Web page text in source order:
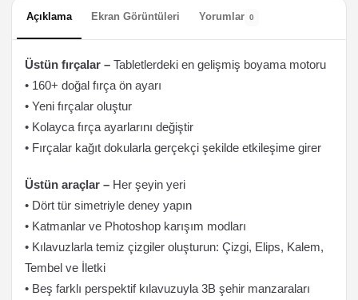
Açıklama Ekran Görüntüleri Yorumlar 0
Üstün fırçalar – Tabletlerdeki en gelişmiş boyama motoru
• 160+ doğal fırça ön ayarı
• Yeni fırçalar oluştur
• Kolayca fırça ayarlarını değiştir
• Fırçalar kağıt dokularla gerçekçi şekilde etkileşime girer
Üstün araçlar – Her şeyin yeri
• Dört tür simetriyle deney yapın
• Katmanlar ve Photoshop karışım modları
• Kılavuzlarla temiz çizgiler oluşturun: Çizgi, Elips, Kalem,
Tembel ve İletki
• Beş farklı perspektif kılavuzuyla 3B şehir manzaraları